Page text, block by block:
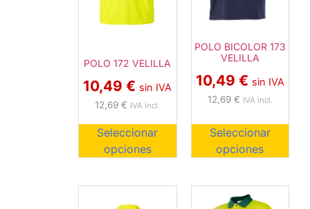
POLO 172 VELILLA
10,49€ sin IVA
12,69€ IVA incl.
Seleccionar
opciones
POLO BICOLOR 173
VELILLA
10,49 € sin IVA
12,69 € IVA incl.
Seleccionar
opciones